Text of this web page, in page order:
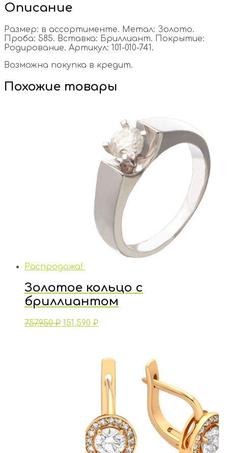
Описание
Размер: в ассортименте. Метал: Золото.
Проба: 585. Вставка: Бриллиант. Покрытие:
Родирование. Артикул: 101-010-741.
Возможна покупка в кредит.
Похожие товары
Распродажа!
Золотое кольцо с
бриллиантом
757,950₽ 151,590 ₽